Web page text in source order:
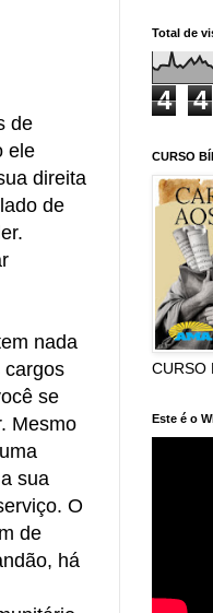
de
ele
direita
de
nada
cargos
se
Mesmo
sua
O
de
há
Total de
4 4
CURSO
CURSO
Este é o